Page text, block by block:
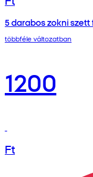
5 darabos zokni
többféle változatban
1200
Ft